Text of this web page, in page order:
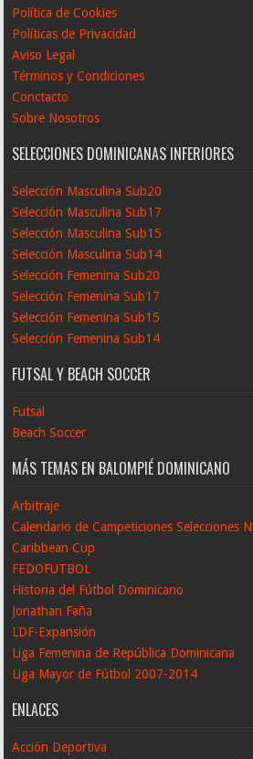
Política de Cookies
Políticas de Privacidad
Aviso Legal
Términos y Condiciones
Conctacto
Sobre Nosotros
SELECCIONES DOMINICANAS INFERIORES
Selección Masculina Sub20
Selección Masculina Sub17
Selección Masculina Sub15
Selección Masculina Sub14
Selección Femenina Sub20
Selección Femenina Sub17
Selección Femenina Sub15
Selección Femenina Sub14
FUTSAL Y BEACH SOCCER
Futsal
Beach Soccer
MÁS TEMAS EN BALOMPIÉ DOMINICANO
Arbitraje
Calendario de Campeticiones Selecciones
Caribbean Cup
FEDOFUTBOL
Historia del Fútbol Dominicano
Jonathan Faña
LDF-Expansión
Liga Femenina de República Dominicana
Liga Mayor de Fútbol 2007-2014
ENLACES
Acción Deportiva